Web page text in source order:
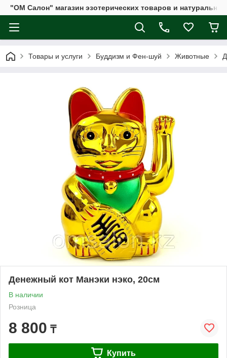
"ОМ Салон" магазин эзотерических товаров и
Товары и услуги Буддизм и Фен-шуй Животные
Денежный кот Манэки нэко, 20см
В наличии
Розница
8 800 ₸
Купить